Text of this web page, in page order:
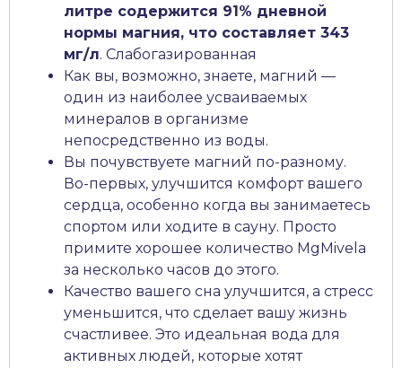
литре содержится 91% дневной
нормы магния, что составляет 343
мг/л. Слабогазированная
Как вы, возможно, знаете, магний —
один из наиболее усваиваемых
минералов в организме
непосредственно из воды.
Вы почувствуете магний по-разному.
Во-первых, улучшится комфорт вашего
сердца, особенно когда вы занимаетесь
спортом или ходите в сауну. Просто
примите хорошее количество MgMivela
за несколько часов до этого.
Качество вашего сна улучшится, а стресс
уменьшится, что сделает вашу жизнь
счастливее. Это идеальная вода для
активных людей, которые хотят